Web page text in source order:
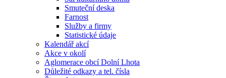
Smuteční deska
Farnost
Služby a firmy
Statistické údaje
Kalendář akcí
Akce v okolí
Aglomerace obcí Dolní Lhota
Důležité odkazy a tel. čísla